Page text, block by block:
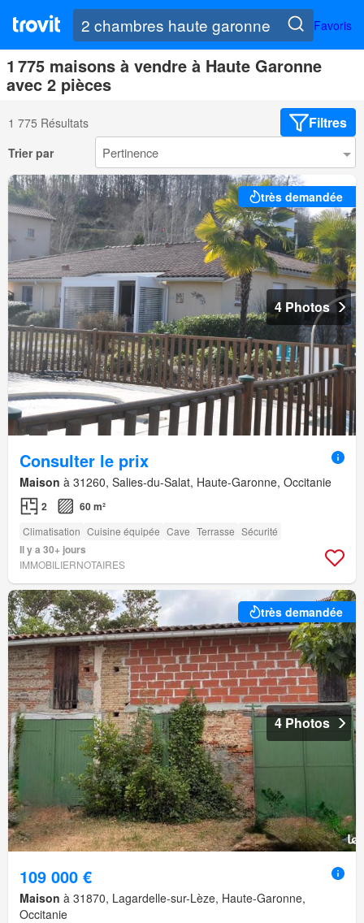
Favoris
1 775 maisons à vendre à Haute Garonne
avec 2 pièces
1 775 Résultats Filtres
Trier par
très demandée
4 Photos
Consulter le prix
Maison à 31260, Salies-du-Salat, Haute-Garonne, Occitanie
2 60 m²
Climatisation Cuisine équipée Cave Terrasse Sécurité
Il y a 30+ jours
IMMOBILIERNOTAIRES
très demandée
4 Photos
109 000 €
Maison à 31870, Lagardelle-sur-Lèze, Haute-Garonne,
Occitanie